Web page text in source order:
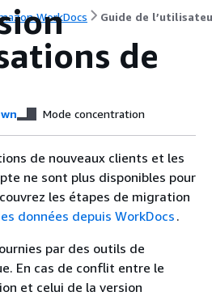
WorkDocs Guide de
de
Mode concentration
de nouveaux clients et les
ne sont plus disponibles pour
les étapes de migration
données depuis WorkDocs .
par des outils de
En cas de conflit entre le
et celui de la version